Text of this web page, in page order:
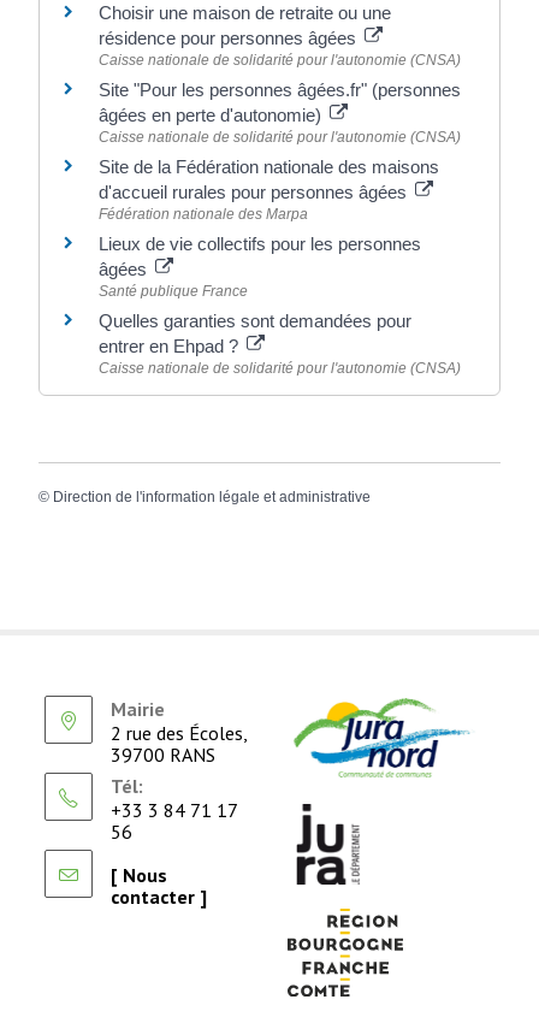
Choisir une maison de retraite ou une
résidence pour personnes âgées
Caisse nationale de solidarité pour l'autonomie (CNSA)
Site "Pour les personnes âgées.fr" (personnes
âgées en perte d'autonomie)
Caisse nationale de solidarité pour l'autonomie (CNSA)
Site de la Fédération nationale des maisons
d'accueil rurales pour personnes âgées
Fédération nationale des Marpa
Lieux de vie collectifs pour les personnes
âgées
Santé publique France
Quelles garanties sont demandées pour
entrer en Ehpad ?
Caisse nationale de solidarité pour l'autonomie (CNSA)
© Direction de l'information légale et administrative
Mairie
2 rue des Écoles,
39700 RANS
Tél:
+33 3 84 71 17
56
[ Nous
contacter ]